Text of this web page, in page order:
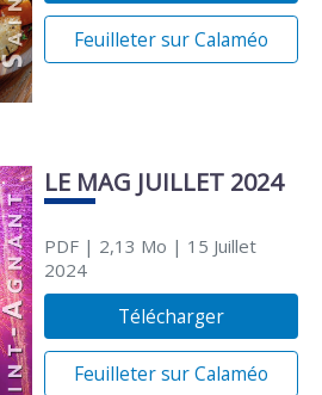
Feuilleter sur Calaméo
LE MAG JUILLET 2024
PDF| 2,13 Mo | 15 Juillet
2024
Télécharger
Feuilleter sur Calaméo